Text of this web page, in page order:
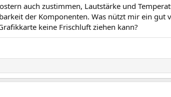
auch zustimmen, Lautstärke und
der Komponenten. Was nützt mir ein gut
keine Frischluft ziehen kann?